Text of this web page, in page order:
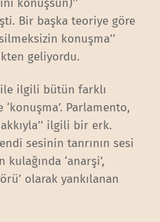
konuşsun)’’
Bir başka teoriye göre
konuşma’’
geliyordu.
ilgili bütün farklı
Parlamento,
ilgili bir erk.
sesinin tanrının sesi
‘anarşi’,
olarak yankılanan